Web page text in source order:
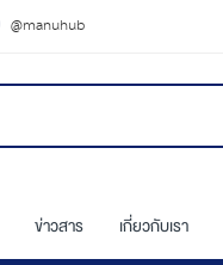
@manuhub
ข่าวสาร เกี่ยวกับเรา